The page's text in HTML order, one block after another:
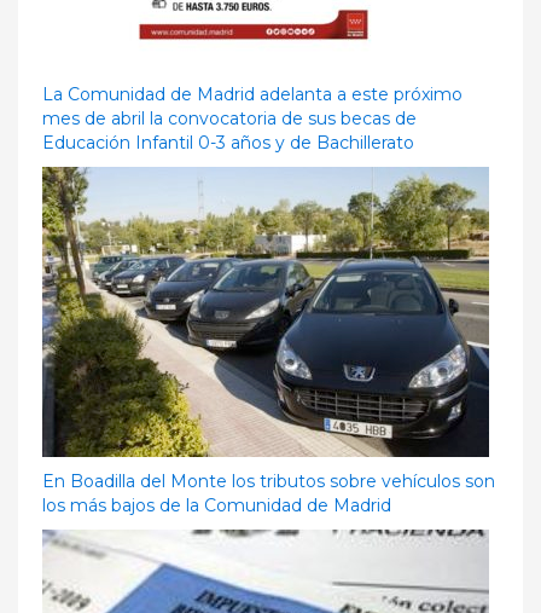
La Comunidad de Madrid adelanta a este próximo
mes de abril la convocatoria de sus becas de
Educación Infantil 0-3 años y de Bachillerato
En Boadilla del Monte los tributos sobre vehículos son
los más bajos de la Comunidad de Madrid